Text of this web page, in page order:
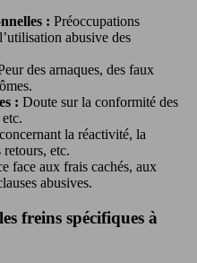
: Préoccupations
abusive des
des arnaques, des faux
: Doute sur la conformité des
la réactivité, la
etc.
face aux frais cachés, aux
abusives.
freins spécifiques à